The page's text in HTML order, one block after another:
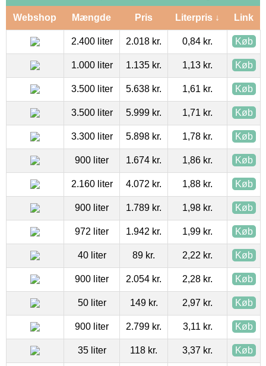
Webshop Mængde Pris Literpris ↓ Link
2.400 liter 2.018 kr. 0,84 kr. Køb
1.000 liter 1.135 kr. 1,13 kr. Køb
3.500 liter 5.638 kr. 1,61 kr. Køb
3.500 liter 5.999 kr. 1,71 kr. Køb
3.300 liter 5.898 kr. 1,78 kr. Køb
900 liter 1.674 kr. 1,86 kr. Køb
2.160 liter 4.072 kr. 1,88 kr. Køb
900 liter 1.789 kr. 1,98 kr. Køb
972 liter 1.942 kr. 1,99 kr. Køb
40 liter 89 kr. 2,22 kr. Køb
900 liter 2.054 kr. 2,28 kr. Køb
50 liter 149 kr. 2,97 kr. Køb
900 liter 2.799 kr. 3,11 kr. Køb
35 liter 118 kr. 3,37 kr. Køb